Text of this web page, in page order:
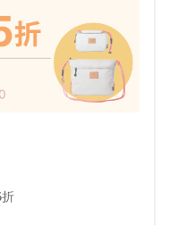
實踐大學工業設計系
戶外包款Terra by
中。